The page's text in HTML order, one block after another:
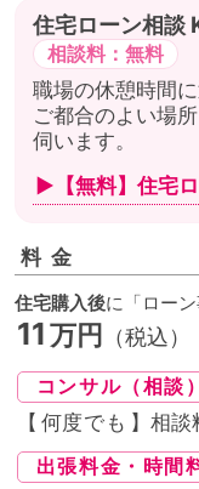
住宅ローン相談
相談料：無料
職場の休憩時間
ご都合のよい場
伺います。
▶【無料】住宅
料金
住宅購入後に「ロー
11万円 （税込）
コンサル（相談
【 何度でも 】相談
出張料金・時間